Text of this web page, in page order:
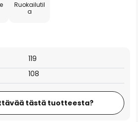
Ruokailutil
a
119
108
tästä tuotteesta?